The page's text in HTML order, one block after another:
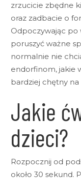
zrzucicie zbędne
oraz zadbacie o
Odpoczywając
poruszyć ważne
normalnie nie
endorfinom, jakie
bardziej chętny
Jakie
dzieci?
Rozpocznij od
około 30 sekund.